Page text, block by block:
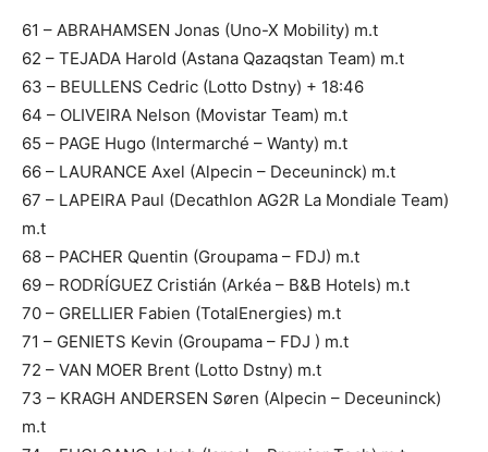
61 – ABRAHAMSEN Jonas (Uno-X Mobility) m.t
62 – TEJADA Harold (Astana Qazaqstan Team) m.t
63 – BEULLENS Cedric (Lotto Dstny) + 18:46
64 – OLIVEIRA Nelson (Movistar Team) m.t
65 – PAGE Hugo (Intermarché – Wanty) m.t
66 – LAURANCE Axel (Alpecin – Deceuninck) m.t
67 – LAPEIRA Paul (Decathlon AG2R La Mondiale Team)
m.t
68 – PACHER Quentin (Groupama – FDJ) m.t
69 – RODRÍGUEZ Cristián (Arkéa – B&B Hotels) m.t
70 – GRELLIER Fabien (TotalEnergies) m.t
71 – GENIETS Kevin (Groupama – FDJ ) m.t
72 – VAN MOER Brent (Lotto Dstny) m.t
73 – KRAGH ANDERSEN Søren (Alpecin – Deceuninck)
m.t